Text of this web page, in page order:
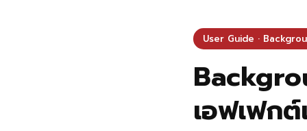
User Guide ·
เอฟเฟกต์